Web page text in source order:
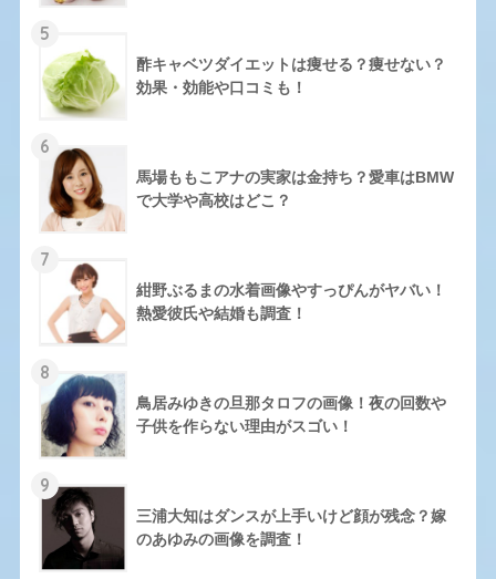
5
酢キャベツダイエットは痩せる？痩せない？
効果・効能や口コミも！
6
馬場ももこアナの実家は金持ち？愛車はBMW
で大学や高校はどこ？
7
紺野ぶるまの水着画像やすっぴんがヤバい！
熱愛彼氏や結婚も調査！
8
鳥居みゆきの旦那タロフの画像！夜の回数や
子供を作らない理由がスゴい！
9
三浦大知はダンスが上手いけど顔が残念？嫁
のあゆみの画像を調査！